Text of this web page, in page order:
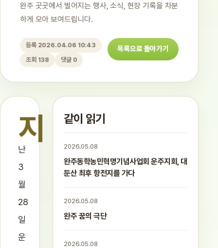
완주 곳곳에서 벌어지는 행사, 소식, 현장 기록을 차분
하게 모아 보여드립니다.
등록 2026.04.06 10:43
조회 138
댓글 0
목록으로 돌아가기
지
난
3
월
28
일
운
같이 읽기
2026.05.08
완주동학농민혁명기념사업회 운주지회, 대
둔산 최후 항전지를 가다
2026.05.08
완주 꿈의 극단
2026.05.08